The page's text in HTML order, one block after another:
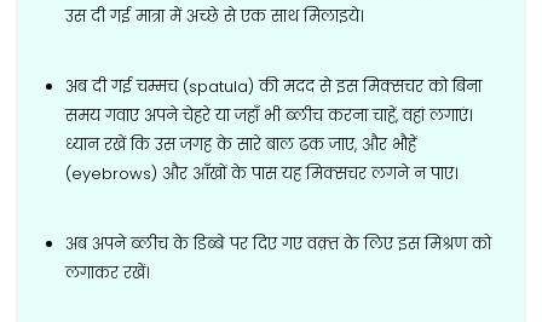
उस दी गई मात्रा में अच्छे से एक साथ मिलाइये।
अब दी गई चम्मच (spatula) की मदद से इस मिक्सचर को बिना
समय गवाए अपने चेहरे या जहाँ भी ब्लीच करना चाहें, वहां लगाएं।
ध्यान रखें कि उस जगह के सारे बाल ढक जाए, और भौहें
(eyebrows) और आँखों के पास यह मिक्सचर लगने न पाए।
अब अपने ब्लीच के डिब्बे पर दिए गए वक़्त के लिए इस मिश्रण को
लगाकर रखें।